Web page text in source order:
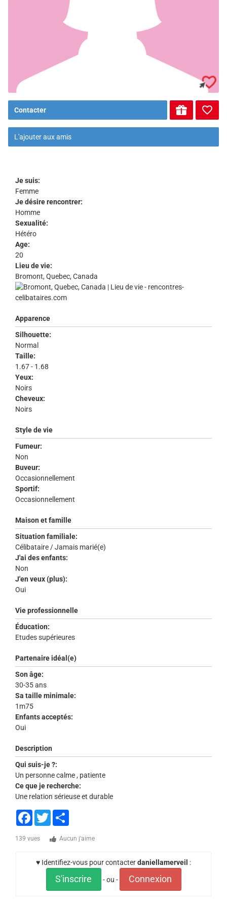
Contacter
L'ajouter aux amis
Je suis:
Femme
Je désire rencontrer:
Homme
Sexualité:
Hétéro
Age:
20
Lieu de vie:
Bromont, Quebec, Canada
Apparence
Silhouette:
Normal
Taille:
1.67 - 1.68
Yeux:
Noirs
Cheveux:
Noirs
Style de vie
Fumeur:
Non
Buveur:
Occasionnellement
Sportif:
Occasionnellement
Maison et famille
Situation familiale:
Célibataire / Jamais marié(e)
J'ai des enfants:
Non
J'en veux (plus):
Oui
Vie professionnelle
Éducation:
Etudes supérieures
Partenaire idéal(e)
Son âge:
30-35 ans
Sa taille minimale:
1m75
Enfants acceptés:
Oui
Description
Qui suis-je ?:
Un personne calme , patiente
Ce que je recherche:
Une relation sérieuse et durable
Facebook
Twitter
139 vues Aucun j'aime
♥ Identifiez-vous pour contacterdaniellamerveil :
S'inscrire - ou - Connexion